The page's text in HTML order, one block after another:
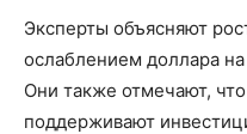
Эксперты объясняют
ослаблением доллара
Они также отмечают,
поддерживают